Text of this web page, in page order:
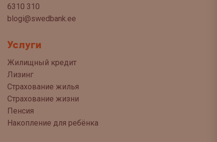
6310 310
blogi@swedbank.ee
Услуги
Жилищный кредит
Лизинг
Страхование жилья
Страхование жизни
Пенсия
Накопление для ребёнка